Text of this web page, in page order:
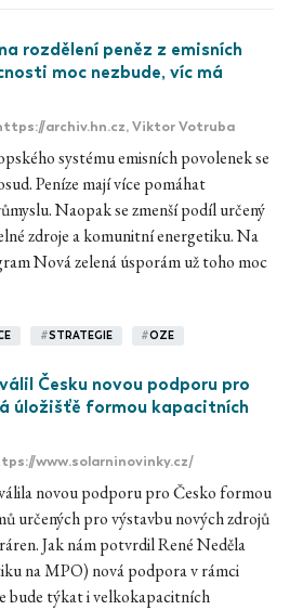
rozdělení peněz z emisních
moc nezbude, víc má
archiv.hn.cz, Viktor Votruba
systému emisních povolenek se
Peníze mají více pomáhat
Naopak se zmenší podíl určený
zdroje a komunitní energetiku. Na
Nová zelená úsporám už toho moc
#STRATEGIE #OZE
Česku novou podporu pro
úložišťě formou kapacitních
www.solarninovinky.cz/
novou podporu pro Česko formou
určených pro výstavbu nových zdrojů
Jak nám potvrdil René Neděla
na MPO) nová podpora v rámci
bude týkat i velkokapacitních